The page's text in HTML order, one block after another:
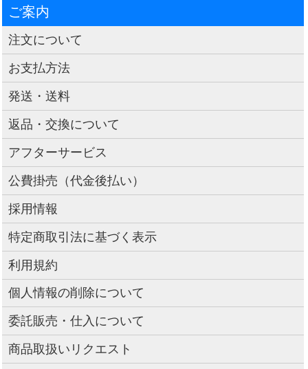
ご案内
注文について
お支払方法
発送・送料
返品・交換について
アフターサービス
公費掛売（代金後払い）
採用情報
特定商取引法に基づく表示
利用規約
個人情報の削除について
委託販売・仕入について
商品取扱いリクエスト